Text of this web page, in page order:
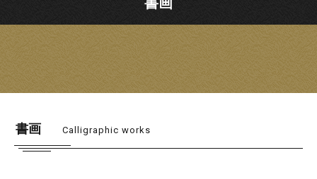
書画 Calligraphic works